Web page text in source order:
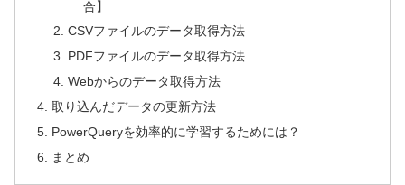
合】
CSVファイルのデータ取得方法
PDFファイルのデータ取得方法
Webからのデータ取得方法
取り込んだデータの更新方法
PowerQueryを効率的に学習するためには？
まとめ